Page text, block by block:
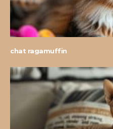
chat ragamuffin